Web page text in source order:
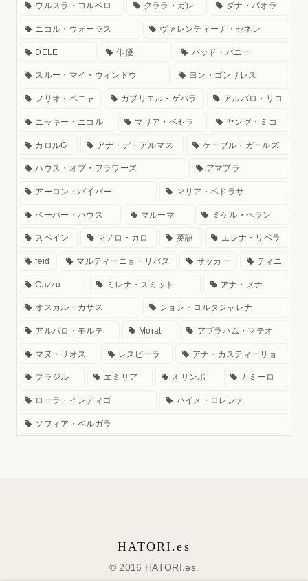
ウルスラ・コルベロ クララ・ガレ ダナ・パオラ
ニコル・ウォーラス ヴァレンティーナ・セネレ
DELE 俳優 バッド・バニー
スルー・マイ・ウィンドウ ヨン・ゴンザレス
フリオ・ペニャ ガブリエル・ゲバラ アルバロ・リコ
ニッキー・ニコル マリア・ベセラ ヤング・ミコ
カロルG アナ・デ・アルマス ケーブル・ガールズ
ハウス・オブ・フラワーズ アマプラ
アーロン・パイパー マリア・ペドラサ
ペーパー・ハウス マルーマ ミゲル・ヘラン
スペイン マノロ・カロ 英語 エレナ・リベラ
feid マルティーニョ・リバス サッカー ティニ
Cazzu ミレナ・スミット アナ・メナ
オスカル・カサス ジョン・コルタジャレナ
アルバロ・モルテ Morat アブラハム・マテオ
マヌ・リオス レスピーラ アナ・カスティーリョ
ブラジル エミリア オリンポ カミーロ
ローラ・インディゴ ハイメ・ロレンテ
ソフィア・ベルガラ
HATORI.es
© 2016 HATORI.es.